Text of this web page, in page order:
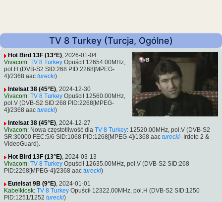
TV 8 Turkey (Turcja, Ogólne)
Hot Bird 13F (13°E), 2026-01-04
Vivacom: TV 8 Turkey Opuścił 12654.00MHz,
pol.H (DVB-S2 SID:268 PID:2268[MPEG-
4]/2368 aac turecki)
Intelsat 38 (45°E), 2024-12-30
Vivacom: TV 8 Turkey Opuścił 12560.00MHz,
pol.V (DVB-S2 SID:268 PID:2268[MPEG-
4]/2368 aac turecki)
Intelsat 38 (45°E), 2024-12-27
Vivacom: Nowa częstotliwość dla TV 8 Turkey: 12520.00MHz, pol.V (DVB-S2
SR:30000 FEC:5/6 SID:1068 PID:1268[MPEG-4]/1368 aac turecki- Irdeto 2 &
VideoGuard).
Hot Bird 13F (13°E), 2024-03-13
Vivacom: TV 8 Turkey Opuścił 12635.00MHz, pol.V (DVB-S2 SID:268
PID:2268[MPEG-4]/2368 aac turecki)
Eutelsat 9B (9°E), 2024-01-01
Kabelkiosk: TV 8 Turkey Opuścił 12322.00MHz, pol.H (DVB-S2 SID:1250
PID:1251/1252 turecki)